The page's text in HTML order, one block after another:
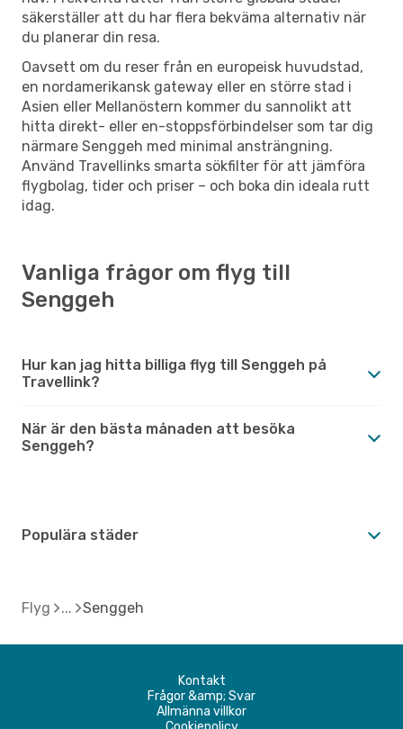
säkerställer att du har flera bekväma alternativ när
du planerar din resa.
Oavsett om du reser från en europeisk huvudstad,
en nordamerikansk gateway eller en större stad i
Asien eller Mellanöstern kommer du sannolikt att
hitta direkt- eller en-stoppsförbindelser som tar dig
närmare Senggeh med minimal ansträngning.
Använd Travellinks smarta sökfilter för att jämföra
flygbolag, tider och priser – och boka din ideala rutt
idag.
Vanliga frågor om flyg till
Senggeh
Hur kan jag hitta billiga flyg till Senggeh på
Travellink?
När är den bästa månaden att besöka
Senggeh?
Populära städer
Flyg Senggeh
Kontakt
Frågor &amp; Svar
Allmänna villkor